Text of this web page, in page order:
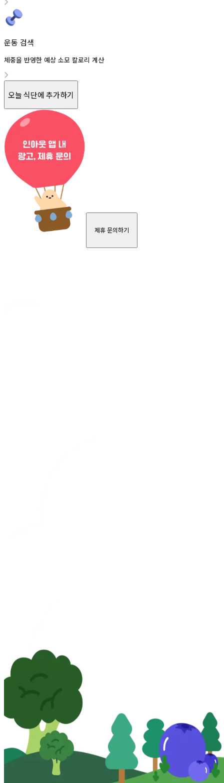
운동 검색
체중을 반영한 예상 소모 칼로리 계산
오늘 식단에 추가하기
제휴 문의하기